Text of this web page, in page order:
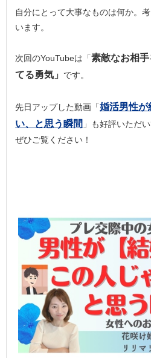
自分にとって大事なものは何か。
います。
次回のYouTubeは「素敵なお相
てる勇気」 です。
先日アップした動画「婚活男性が
い、と思う瞬間 」も好評いただい
ぜひご覧ください！